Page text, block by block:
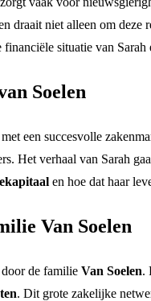
draait niet alleen om
situatie van
Soelen
een succesvolle
Het verhaal van Sarah
en hoe dat haar
Van Soelen
door de familie Van Soelen.
. Dit grote zakelijke